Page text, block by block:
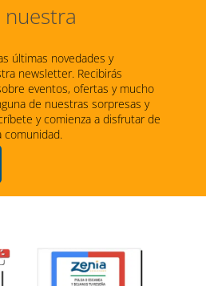
nuestra
últimas novedades y
newsletter. Recibirás
eventos, ofertas y mucho
de nuestras sorpresas y
y comienza a disfrutar de
comunidad.